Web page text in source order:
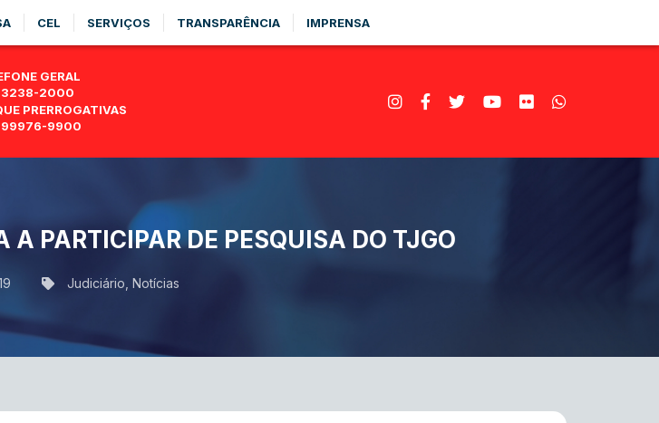
CEL SERVIÇOS TRANSPARÊNCIA IMPRENSA
GERAL
3238-2000
PRERROGATIVAS
99976-9900
PARTICIPAR DE PESQUISA DO TJGO
Judiciário Notícias